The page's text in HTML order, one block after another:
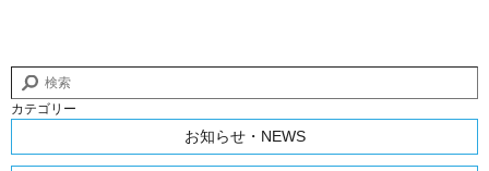
カテゴリー
お知らせ・NEWS